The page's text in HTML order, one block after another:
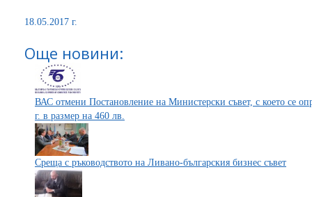
18.05.2017 г.
Още новини:
ВАС отмени Постановление на Министерски съвет, с което се
г. в размер на 460 лв.
Среща с ръководството на Ливано-българския бизнес съвет